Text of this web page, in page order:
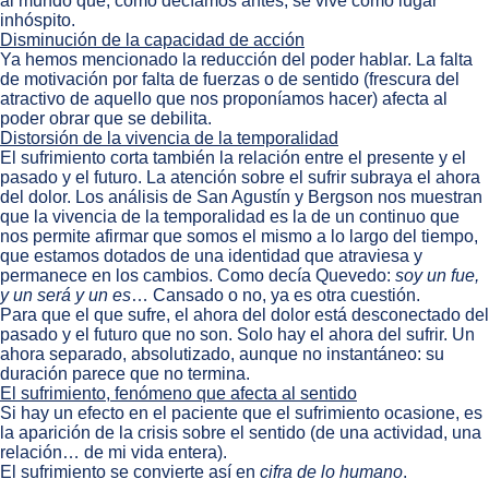
inhóspito.
Disminución de la capacidad de acción
Ya hemos mencionado la reducción del poder hablar. La falta
de motivación por falta de fuerzas o de sentido (frescura del
atractivo de aquello que nos proponíamos hacer) afecta al
poder obrar que se debilita.
Distorsión de la vivencia de la temporalidad
El sufrimiento corta también la relación entre el presente y el
pasado y el futuro. La atención sobre el sufrir subraya el ahora
del dolor. Los análisis de San Agustín y Bergson nos muestran
que la vivencia de la temporalidad es la de un continuo que
nos permite afirmar que somos el mismo a lo largo del tiempo,
que estamos dotados de una identidad que atraviesa y
permanece en los cambios. Como decía Quevedo: soy un fue,
y un será y un es… Cansado o no, ya es otra cuestión.
Para que el que sufre, el ahora del dolor está desconectado del
pasado y el futuro que no son. Solo hay el ahora del sufrir. Un
ahora separado, absolutizado, aunque no instantáneo: su
duración parece que no termina.
El sufrimiento, fenómeno que afecta al sentido
Si hay un efecto en el paciente que el sufrimiento ocasione, es
la aparición de la crisis sobre el sentido (de una actividad, una
relación… de mi vida entera).
El sufrimiento se convierte así en cifra de lo humano.